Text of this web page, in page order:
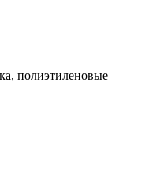
полиэтиленовые